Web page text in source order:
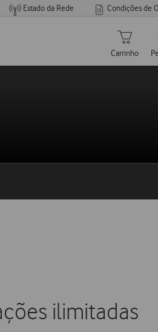
Estado da Rede Condições de
Carrinho
Carrinho
ilimitadas